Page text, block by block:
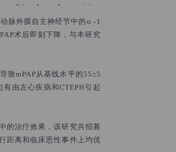
脉外膜自主神经节中的α -1
术后即刻下降，与本研究
致mPAP从基线水平的55±5
由左心疾病和CTEPH引起
的治疗效果，该研究共招募
距离和临床恶性事件上均优